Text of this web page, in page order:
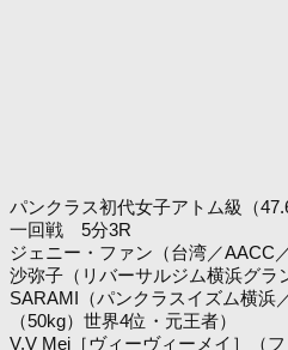
パンクラス初代女子アトム級（
一回戦 5分3R
ジェニー・ファン（台湾／AACC／
沙弥子（リバーサルジム横浜グラ
SARAMI（パンクラスイズム横浜
（50kg）世界4位・元王者）
V.V Mei［ヴィーヴィーメイ］（